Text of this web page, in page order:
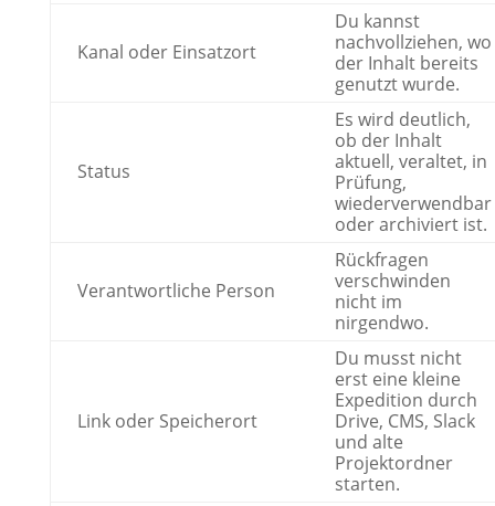
Kanal oder Einsatzort
Du kannst
nachvollziehen, wo
der Inhalt bereits
genutzt wurde.
Status
Es wird deutlich,
ob der Inhalt
aktuell, veraltet, in
Prüfung,
wiederverwendbar
oder archiviert ist.
Verantwortliche Person
Rückfragen
verschwinden
nicht im
nirgendwo.
Link oder Speicherort
Du musst nicht
erst eine kleine
Expedition durch
Drive, CMS, Slack
und alte
Projektordner
starten.